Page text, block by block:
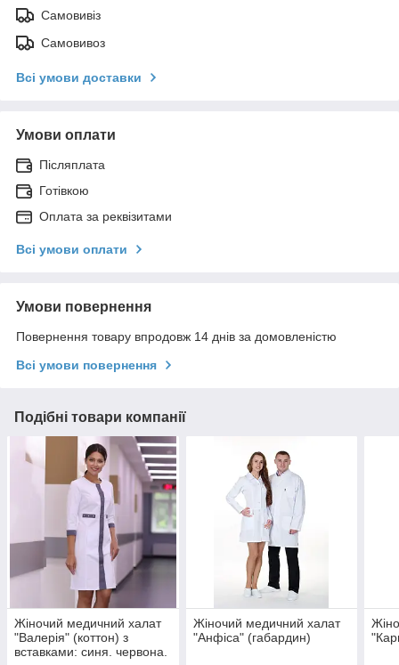
Самовивіз
Самовивоз
Всі умови доставки
Умови оплати
Післяплата
Готівкою
Оплата за реквізитами
Всі умови оплати
Умови повернення
Повернення товару впродовж 14 днів за домовленістю
Всі умови повернення
Подібні товари компанії
Жіночий медичний халат
"Валерія" (коттон) з
вставками: синя. червона.
Жіночий медичний халат
"Анфіса" (габардин)